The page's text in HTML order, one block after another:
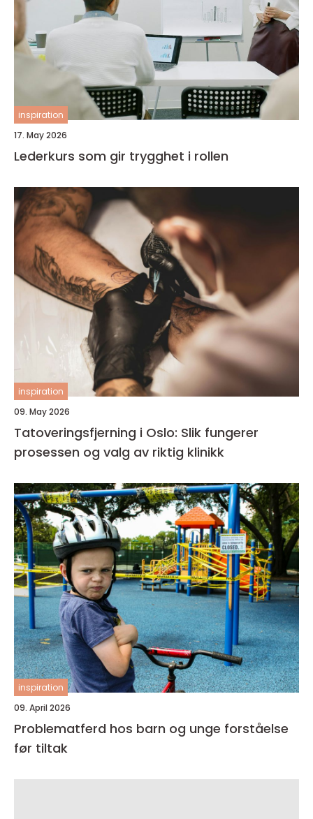
inspiration
17. May 2026
Lederkurs som gir trygghet i rollen
inspiration
09. May 2026
Tatoveringsfjerning i Oslo: Slik fungerer
prosessen og valg av riktig klinikk
inspiration
09. April 2026
Problematferd hos barn og unge forståelse
før tiltak